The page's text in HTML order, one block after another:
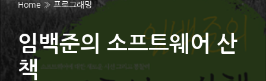
Home » 프로그래밍
임백준의 소프트웨어 산
책